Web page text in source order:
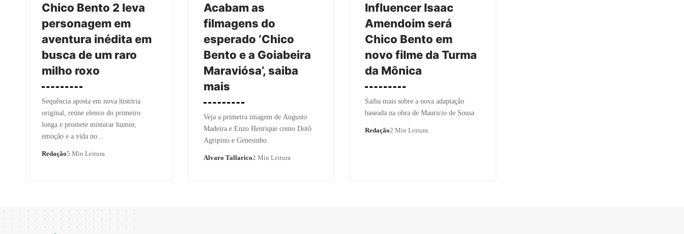
Chico Bento 2 leva
personagem em
aventura inédita em
busca de um raro
milho roxo
Sequência aposta em nova história
original, reúne elenco do primeiro
longa e promete misturar humor,
emoção e a vida no…
Redação5 Min Leitura
Acabam as
filmagens do
esperado ‘Chico
Bento e a Goiabeira
Maraviósa’, saiba
mais
Veja a primeira imagem de Augusto
Madeira e Enzo Henrique como Dotô
Agripino e Genesinho
Alvaro Tallarico2 Min Leitura
Influencer Isaac
Amendoim será
Chico Bento em
novo filme da Turma
da Mônica
Saiba mais sobre a nova adaptação
baseada na obra de Mauricio de Sousa
Redação2 Min Leitura